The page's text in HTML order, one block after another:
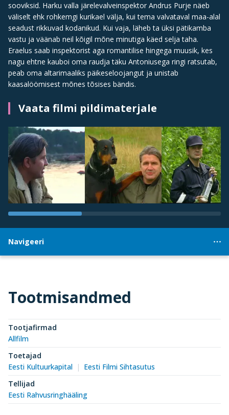
sooviksid. Harku valla järelevalveinspektor Andrus Purje näeb
väliselt ehk rohkemgi kurikael välja, kui tema valvataval maa-alal
seadust rikkuvad kodanikud. Kui vaja, läheb ta üksi pätikamba
vastu ja väänab neil kõigil mõne minutiga käed selja taha.
Eraelus saab inspektorist aga romantilise hingega muusik, kes
nagu ehtne kauboi oma raudja täku Antoniusega ringi ratsutab,
peab oma altarimaaliks päikeseloojangut ja unistab
kaasalöömisest mõnes tõsises bändis.
Vaata filmi pildimaterjale
Navigeeri
Tootmisandmed
Tootjafirmad
Allfilm
Toetajad
Eesti Kultuurkapital
Eesti Filmi Sihtasutus
Tellijad
Eesti Rahvusringhääling